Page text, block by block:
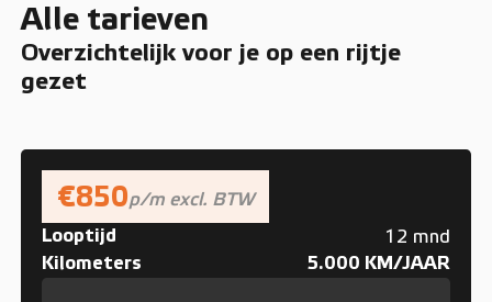
Alle tarieven
Overzichtelijk voor je op een rijtje
gezet
€850p/m excl. BTW
Looptijd
12 mnd
Kilometers 5.000 KM/JAAR